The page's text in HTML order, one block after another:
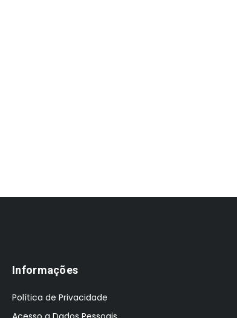
Informações
Política de Privacidade